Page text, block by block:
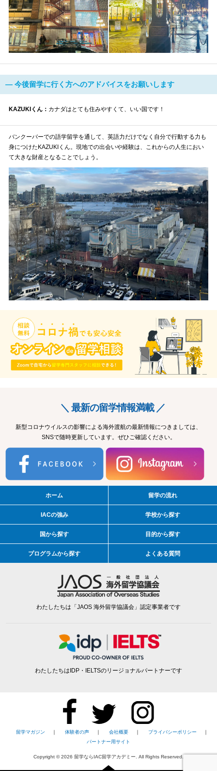
― 今後留学に行く方へのアドバイスをお願いします
KAZUKIくん： カナダはとても住みやすくて、いい国です！
バンクーバーでの語学留学を通して、英語力だけでなく自分で行動する力も
身につけたKAZUKIくん。現地での出会いや経験は、これからの人生におい
て大きな財産となることでしょう。
＼ 最新の留学情報満載 ／
新型コロナウイルスの影響による海外渡航の最新情報につきましては、
SNSで随時更新しています。ぜひご確認ください。
ホーム 留学の流れ
IACの強み 学校から探す
国から探す 目的から探す
プログラムから探す よくある質問
わたしたちは「JAOS 海外留学協議会」認定事業者です
わたしたちはIDP・IELTSのリージョナルパートナーです
留学マガジン ｜ 体験者の声 ｜ 会社概要 ｜ プライバシーポリシー
｜
パートナー用サイト
Copyright ©2026 留学ならIAC留学アカデミー. All Rights Reserved.